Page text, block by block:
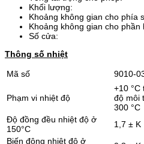
Khối lượng:
Khoảng không gian cho
Khoảng không gian cho
Số
Thông số nhiệt
Mã số 9010-
Phạm vi nhiệt độ
+10 °C
độ môi
300 °C
Độ đồng đều nhiệt độ ở
150°C
1,7 ± K
Biến động nhiệt độ ở